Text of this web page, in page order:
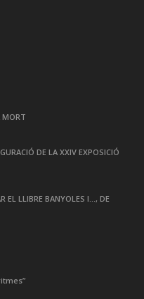
MORT
DE LA XXIV EXPOSICIÓ
EL LLIBRE BANYOLES I…, DE